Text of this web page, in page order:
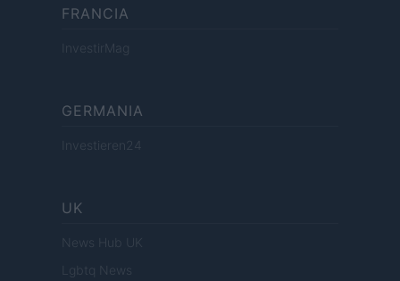
FRANCIA
InvestirMag
GERMANIA
Investieren24
UK
News Hub UK
Lgbtq News